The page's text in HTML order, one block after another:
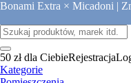
Bonami Extra × Micadoni |
50 zł dla CiebieRejestracja
Kategorie